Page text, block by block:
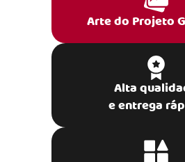
Arte do Projeto
Alta
e entrega